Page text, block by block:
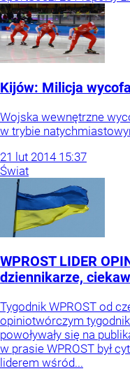
Kijów: Milicja
Wojska wewnętrzne
w trybie
21 lut 2014 15:37
Świat
WPROST LIDER
dziennikarze,
Tygodnik WPROST od
opiniotwórczym
powoływały się na
w prasie WPROST był
liderem wśród...